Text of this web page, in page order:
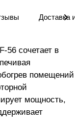
Доставка
56 сочетает в
помещений
мощность,